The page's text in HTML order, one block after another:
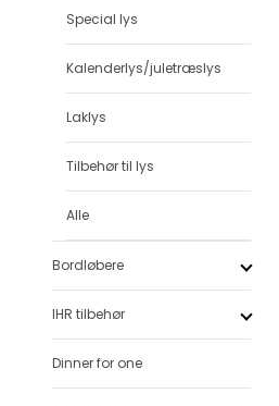
Special lys
Kalenderlys/juletræslys
Laklys
Tilbehør til lys
Alle
Bordløbere
IHR tilbehør
Dinner for one